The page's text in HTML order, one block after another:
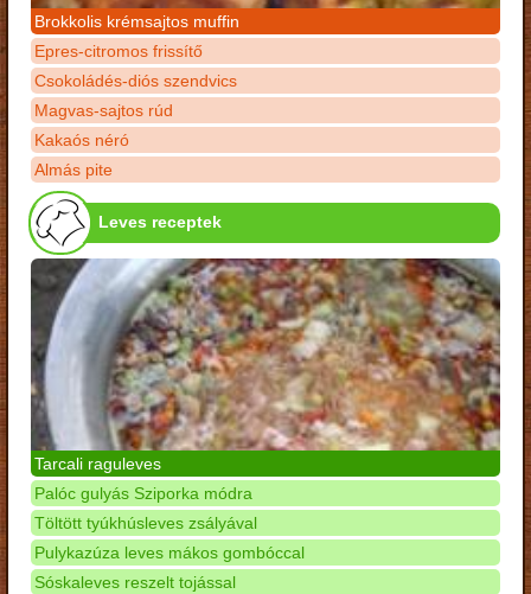
Brokkolis krémsajtos muffin
Epres-citromos frissítő
Csokoládés-diós szendvics
Magvas-sajtos rúd
Kakaós néró
Almás pite
Leves receptek
Tarcali raguleves
Palóc gulyás Sziporka módra
Töltött tyúkhúsleves zsályával
Pulykazúza leves mákos gombóccal
Sóskaleves reszelt tojással